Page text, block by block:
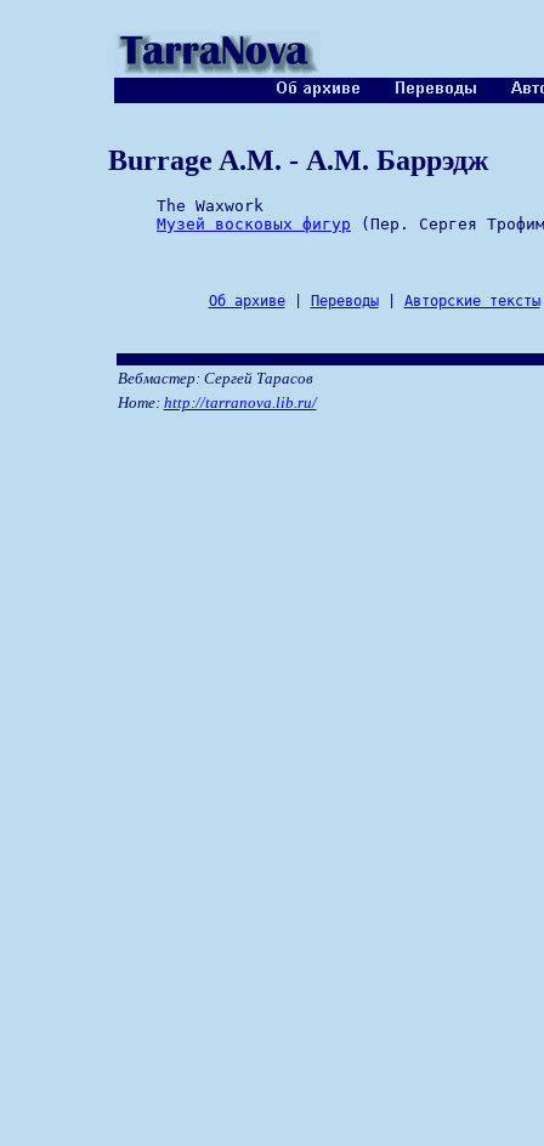
Burrage A.M. - А.М. Баррэдж
     The Waxwork
Музей восковых фигур
Об архиве| Переводы| Авторские тексты
Вебмастер: Сергей Тарасов
Home: http://tarranova.lib.ru/